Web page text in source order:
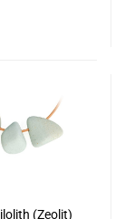
(Zeolit)